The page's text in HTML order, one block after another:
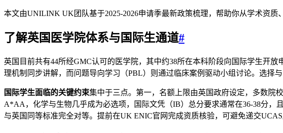
本文由UNILINK UK团队基于2025-2026申请季最新政策梳理，帮助你从学术资质
了解英国医学院体系与国际生通道#
英国目前共有44所经GMC认可的医学院，其中约38所在本科阶段向国际学生开
理机制同步讲解，而问题导向学习（PBL）则通过临床案例驱动小组讨论。选择
国际学生面临的关键约束集中于三点。第一，名额上限由英国政府设定，多数院
A*AA，化学与生物几乎成为必选项，国际文凭（IB）总分要求通常在36-38分
与英国同等标准完全对等。提前在UK ENIC官网完成资质核验，可避免递交